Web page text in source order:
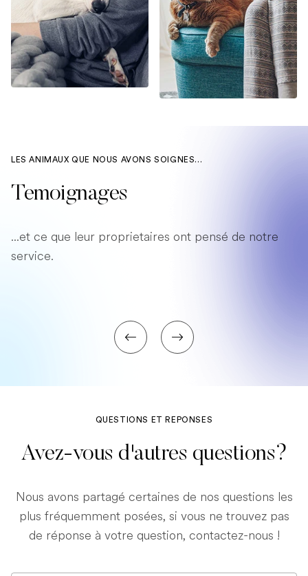
LES ANIMAUX QUE NOUS AVONS SOIGNES...
Temoignages
...et ce que leur proprietaires ont pensé de notre
service.
QUESTIONS ET REPONSES
Avez-vous d'autres questions?
Nous avons partagé certaines de nos questions les
plus fréquemment posées, si vous ne trouvez pas
de réponse à votre question, contactez-nous !